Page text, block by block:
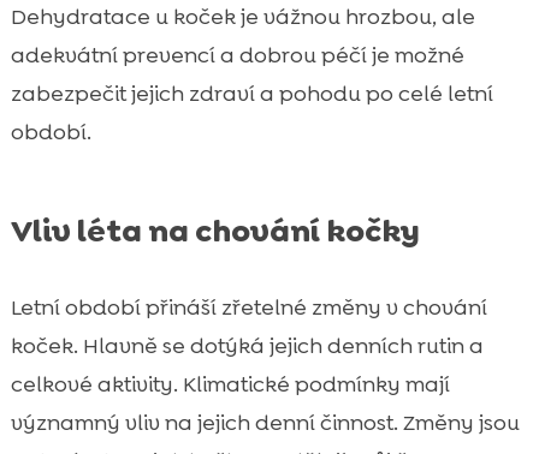
Dehydratace u koček je vážnou hrozbou, ale
adekvátní prevencí a dobrou péčí je možné
zabezpečit jejich zdraví a pohodu po celé letní
období.
Vliv léta na chování kočky
Letní období přináší zřetelné změny v chování
koček. Hlavně se dotýká jejich denních rutin a
celkové aktivity. Klimatické podmínky mají
významný vliv na jejich denní činnost. Změny jsou